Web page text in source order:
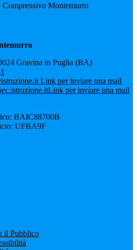
Comprensivo Montemurro
Gravina in Puglia (BA)
Link per inviare una mail
Link per inviare una mail
BAIC88700B
UFBA9F
il Pubblico